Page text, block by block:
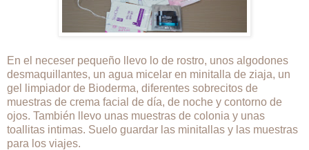
En el neceser pequeño llevo lo de rostro, unos algodones
desmaquillantes, un agua micelar en minitalla de ziaja, un
gel limpiador de Bioderma, diferentes sobrecitos de
muestras de crema facial de día, de noche y contorno de
ojos. También llevo unas muestras de colonia y unas
toallitas intimas. Suelo guardar las minitallas y las muestras
para los viajes.